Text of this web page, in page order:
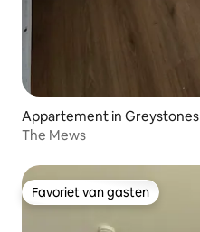
Appartement in Greystones
The Mews
Favoriet van gasten
Favoriet van gasten